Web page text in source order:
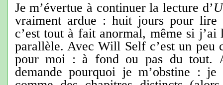
Je m’évertue à continuer la lecture d’
vraiment ardue : huit jours pour lire
c’est tout à fait anormal, même si j’ai
parallèle. Avec Will Self c’est un peu
pour moi : à fond ou pas du tout.
demande pourquoi je m’obstine :